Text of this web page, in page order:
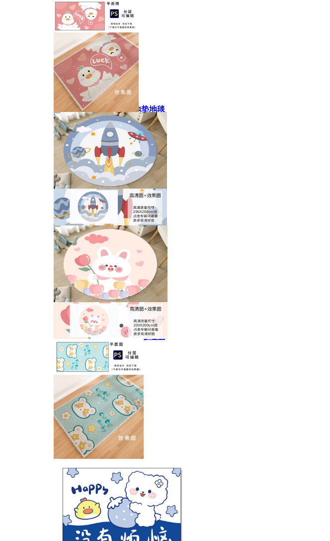
卡通兔子浴室门口防滑地垫地毯
卡通可爱鸭子粉色地毯
儿童卡通宇宙航天太空圆形地毯
儿童房卡通兔子圆形地毯